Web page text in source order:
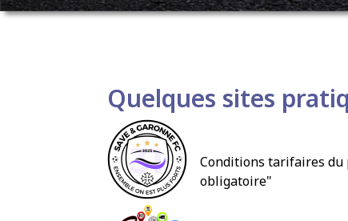
Quelques sites
Conditions tarifaires du
obligatoire"